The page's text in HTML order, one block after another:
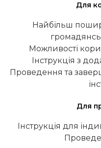
Для
Найбільш
Можливості
Інструкція з
Проведення та
Для
Інструкція для